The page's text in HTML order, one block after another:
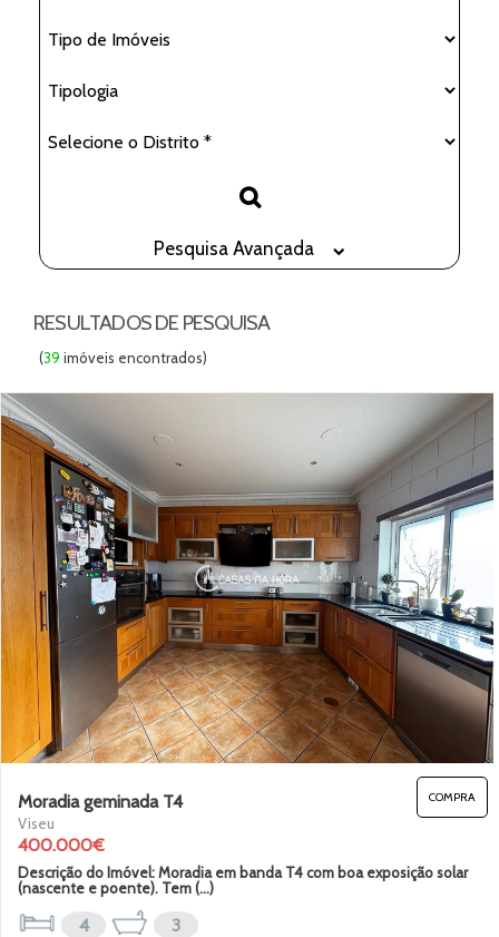
Pesquisa Avançada
Garagem
Terraço
Varandas
RESULTADOS DE PESQUISA
(39 imóveis encontrados)
Moradia geminada T4
Viseu
COMPRA
400.000€
Descrição do Imóvel: Moradia em banda T4 com boa exposição solar
(nascente e poente). Tem (...)
4 3